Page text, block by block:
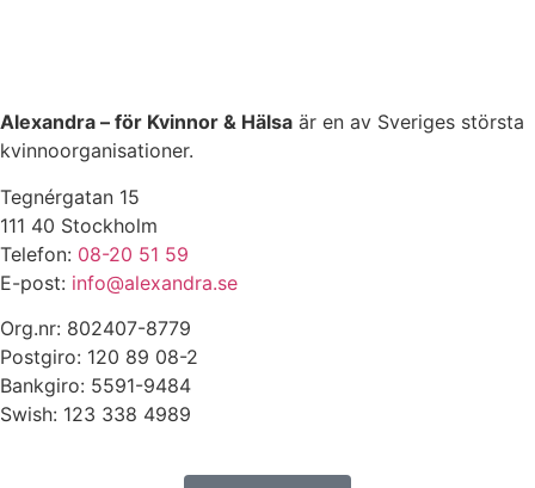
Alexandra – för Kvinnor & Hälsa är en av Sveriges största
kvinnoorganisationer.
Tegnérgatan 15
111 40 Stockholm
Telefon: 08-20 51 59
E-post: info@alexandra.se
Org.nr: 802407-8779
Postgiro: 120 89 08-2
Bankgiro: 5591-9484
Swish: 123 338 4989